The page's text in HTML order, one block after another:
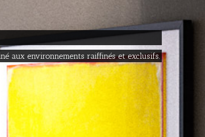
aux environnements raiffinés et exclusifs.